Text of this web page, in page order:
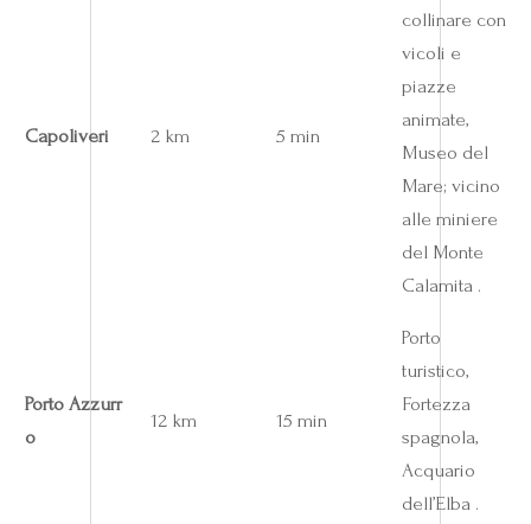
Capoliveri 2 km 5 min
collinare con
vicoli e
piazze
animate,
Museo del
Mare; vicino
alle miniere
del Monte
Calamita .
Porto Azzurr
o
12 km 15 min
Porto
turistico,
Fortezza
spagnola,
Acquario
dell’Elba .